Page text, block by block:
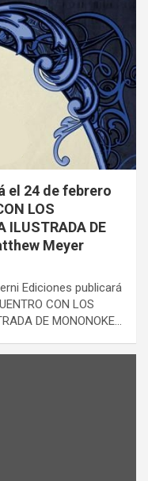
el 24 de febrero
LOS
ILUSTRADA DE
Meyer
Ediciones publicará
CON LOS
DE MONONOKE…